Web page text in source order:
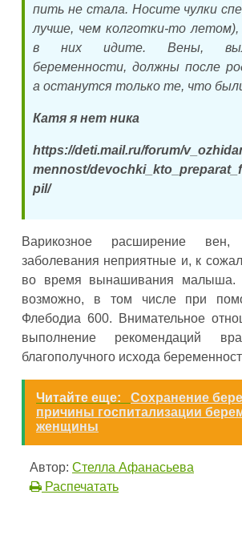
пить не стала. Носите чулки
лучше, чем колготки-то
в них идите. Вены,
беременности, должны после
а останутся только те, что
Катя я нет ника
https://deti.mail.ru/forum/
mennost/
pil/
Варикозное расширение
заболевания неприятные и, к
во время вынашивания малыша.
возможно, в том числе при
Флебодиа 600. Внимательное
выполнение рекомендаций
благополучного исхода
Читайте еще:
Сохранение
причины госпитализации
женщины
Автор: Стелла Афанасьева
Распечатать